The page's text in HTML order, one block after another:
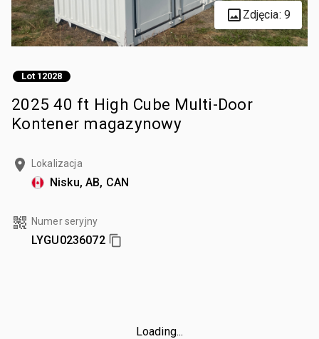
Zdjęcia: 9
Lot 12028
2025 40 ft High Cube Multi-Door
Kontener magazynowy
Lokalizacja
Nisku, AB, CAN
Numer seryjny
LYGU0236072
Loading...